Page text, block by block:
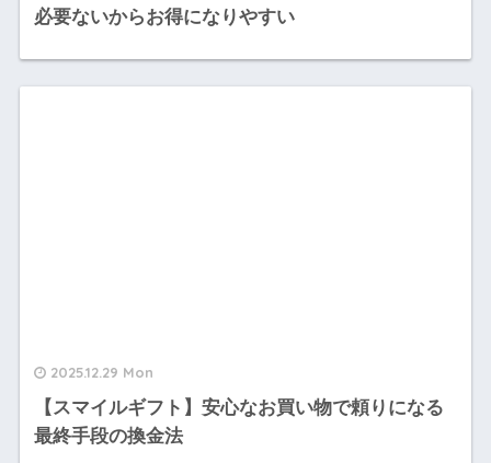
必要ないからお得になりやすい
2025.12.29 Mon
【スマイルギフト】安心なお買い物で頼りになる
最終手段の換金法